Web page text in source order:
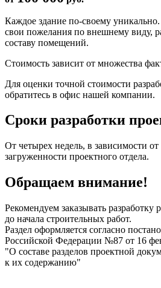
Каждое здание по-своему
свои пожелания по внешнему виду,
составу помещений.
Стоимость зависит от множества
Для оценки точной стоимости
обратитесь в офис нашей компании.
Сроки разработки
От четырех недель, в зависимости
загруженности проектного отдела.
Обращаем внимание!
Рекомендуем заказывать разработку
до начала строительных работ.
Раздел оформляется согласно
Российской Федерации №87 от 16
"О составе разделов проектной
к их содержанию"